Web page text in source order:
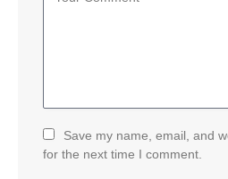
Save my name, email, and
for the next time I comment.